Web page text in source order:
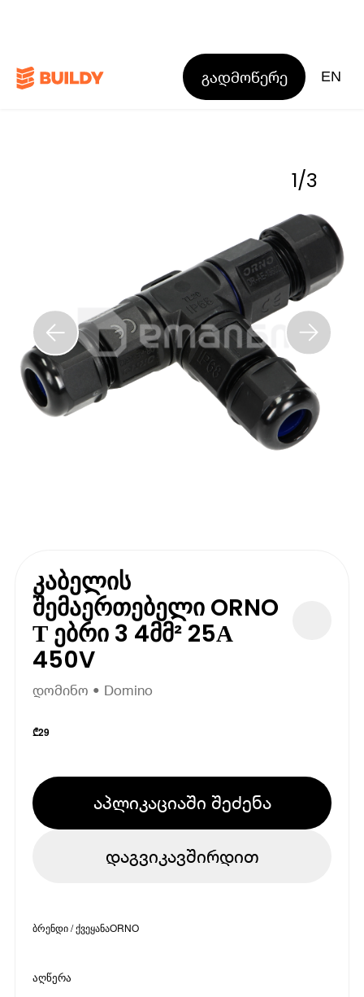
გადმოწერე EN
1/3
კაბელის
შემაერთებელი ORNO
Т ებრი 3 4მმ² 25А
450V
დომინო • Domino
₾29
აპლიკაციაში შეძენა
დაგვიკავშირდით
ბრენდი / ქვეყანაORNO
აღწერა